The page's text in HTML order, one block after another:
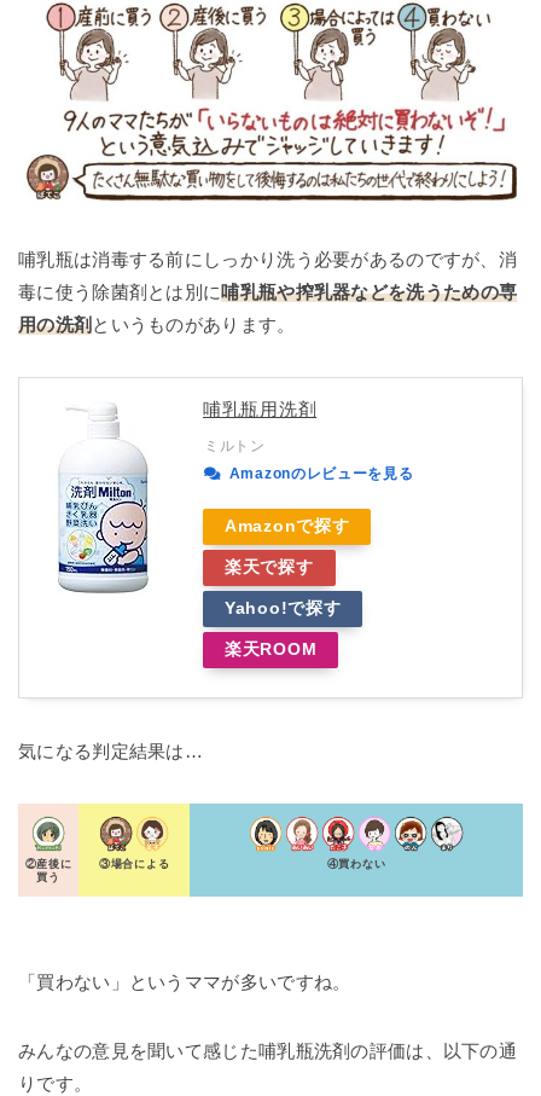
哺乳瓶は消毒する前にしっかり洗う必要があるのですが、消
毒に使う除菌剤とは別に哺乳瓶や搾乳器などを洗うための専
用の洗剤 というものがあります。
哺乳瓶用洗剤
ミルトン
Amazonのレビューを見る
Amazonで探す
楽天で探す
Yahoo!で探す
楽天ROOM
気になる判定結果は…
②産後に
買う
③場合による ④買わない
「買わない」というママが多いですね。
みんなの意見を聞いて感じた哺乳瓶洗剤の評価は、以下の通
りです。